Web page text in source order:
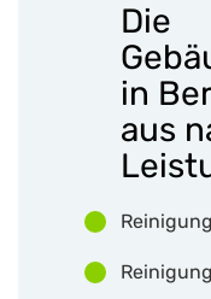
Die
in
aus